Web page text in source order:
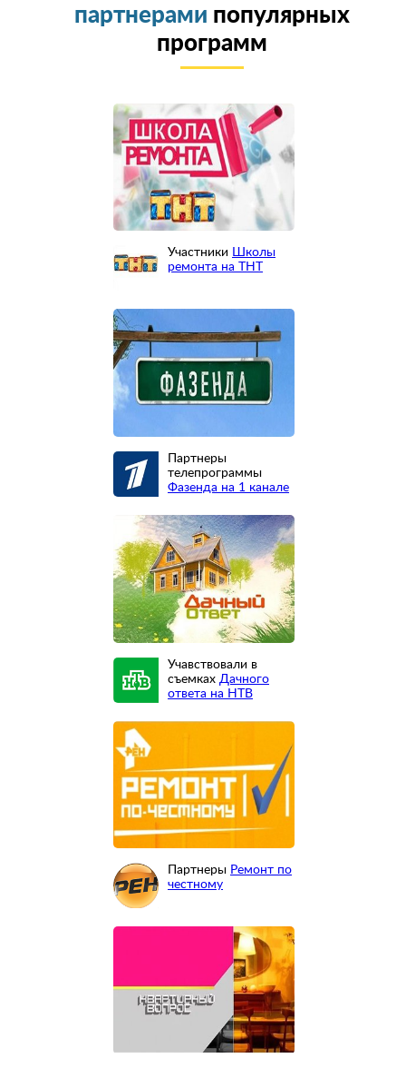
партнерами популярных
программ
Участники Школы
ремонта на ТНТ
Партнеры
телепрограммы
Фазенда на 1 канале
Учавствовали в
съемках Дачного
ответа на НТВ
Партнеры Ремонт по
честному